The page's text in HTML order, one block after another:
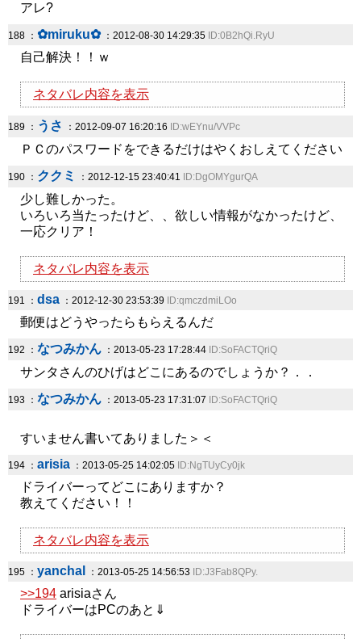
アレ?
188 ： ✿miruku✿：2012-08-30 14:29:35 ID:0B2hQi.RyU
自己解決！！ｗ
ネタバレ内容を表示
189 ： うさ ：2012-09-07 16:20:16 ID:wEYnu/VVPc
ＰＣのパスワードをできるだけはやくおしえてください
190 ： ククミ ：2012-12-15 23:40:41 ID:DgOMYgurQA
少し難しかった。
いろいろ当たったけど、、欲しい情報がなかったけど、
一応クリア！
ネタバレ内容を表示
191 ： dsa ：2012-12-30 23:53:39 ID:qmczdmiLOo
郵便はどうやったらもらえるんだ
192 ： なつみかん ：2013-05-23 17:28:44 ID:SoFACTQriQ
サンタさんのひげはどこにあるのでしょうか？．．
193 ： なつみかん ：2013-05-23 17:31:07 ID:SoFACTQriQ
すいません書いてありました＞＜
194 ： arisia ：2013-05-25 14:02:05 ID:NgTUyCy0jk
ドライバーってどこにありますか？
教えてください！！
ネタバレ内容を表示
195 ： yanchal ：2013-05-25 14:56:53 ID:J3Fab8QPy.
>>194 arisiaさん
ドライバーはPCのあと⇓